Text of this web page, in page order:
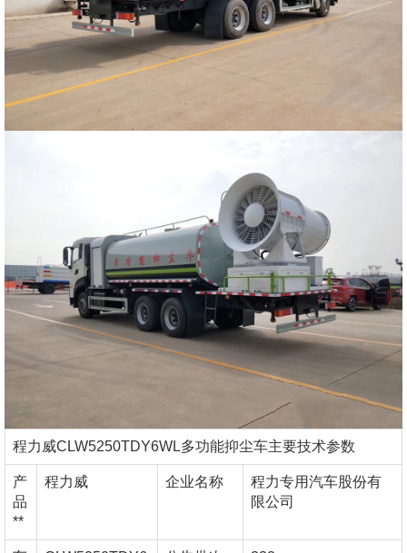
程力威CLW5250TDY6WL多功能抑尘车主要技术参数
产
品
**
程力威 企业名称
程力专用汽车股份有
限公司